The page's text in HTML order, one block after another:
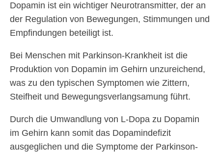
Dopamin ist ein wichtiger Neurotransmitter, der an
der Regulation von Bewegungen, Stimmungen und
Empfindungen beteiligt ist.
Bei Menschen mit Parkinson-Krankheit ist die
Produktion von Dopamin im Gehirn unzureichend,
was zu den typischen Symptomen wie Zittern,
Steifheit und Bewegungsverlangsamung führt.
Durch die Umwandlung von L-Dopa zu Dopamin
im Gehirn kann somit das Dopamindefizit
ausgeglichen und die Symptome der Parkinson-